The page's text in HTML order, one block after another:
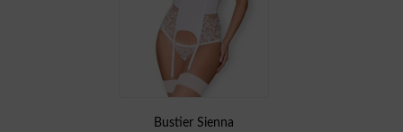
Bustier Sienna